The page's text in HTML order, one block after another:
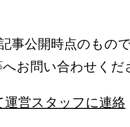
事公開時点のもの
へお問い合わせくだ
運営スタッフに連絡